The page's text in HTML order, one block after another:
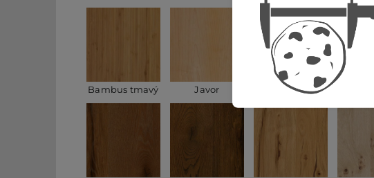
Bambus tmavý Javor Borovice